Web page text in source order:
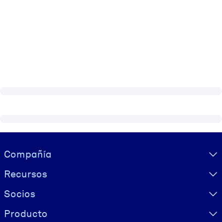
Visually hidden Text
Compañía
Recursos
Socios
Producto